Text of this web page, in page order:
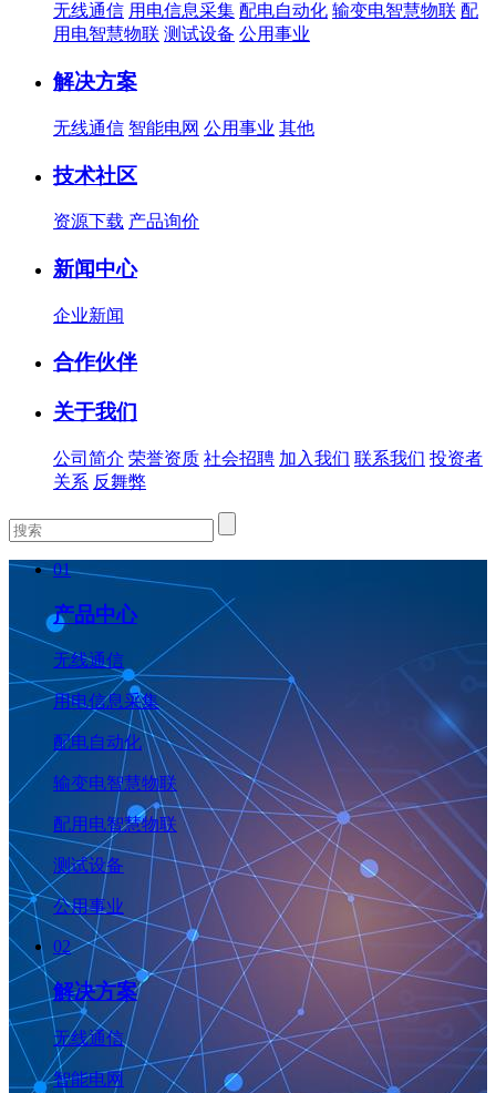
无线通信 用电信息采集 配电自动化 输变电智慧物联 配
用电智慧物联 测试设备 公用事业
解决方案
无线通信 智能电网 公用事业 其他
技术社区
资源下载 产品询价
新闻中心
企业新闻
合作伙伴
关于我们
公司简介 荣誉资质 社会招聘 加入我们 联系我们 投资者
关系 反舞弊
01
产品中心
无线通信
用电信息采集
配电自动化
输变电智慧物联
配用电智慧物联
测试设备
公用事业
02
解决方案
无线通信
智能电网